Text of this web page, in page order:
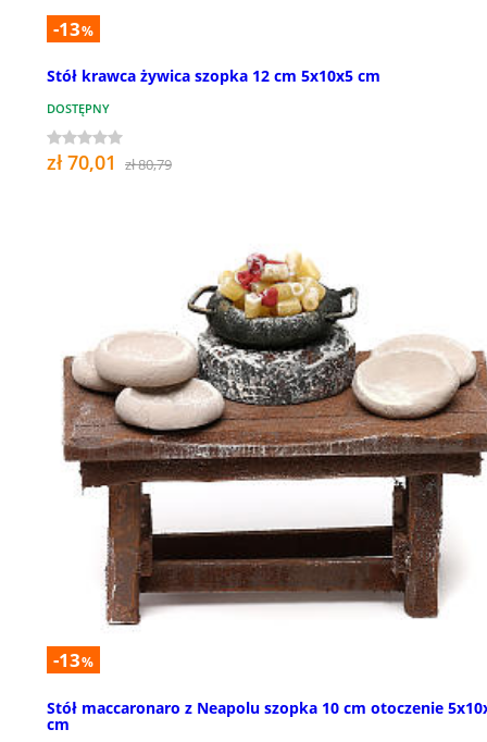
-13%
Stół krawca żywica szopka 12 cm 5x10x5 cm
DOSTĘPNY
zł 70,01 zł 80,79
-13%
Stół maccaronaro z Neapolu szopka 10 cm otoczenie
cm